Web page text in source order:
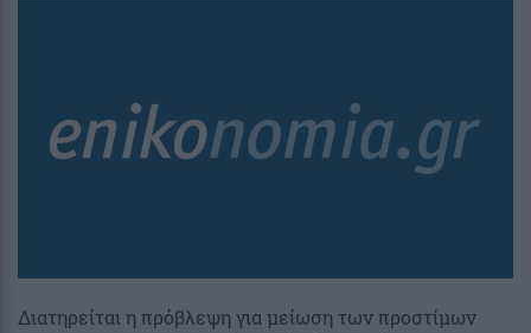
Διατηρείται η πρόβλεψη για μείωση των προστίμων